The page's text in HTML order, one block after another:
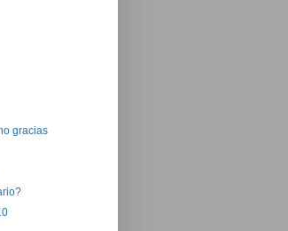
gracias